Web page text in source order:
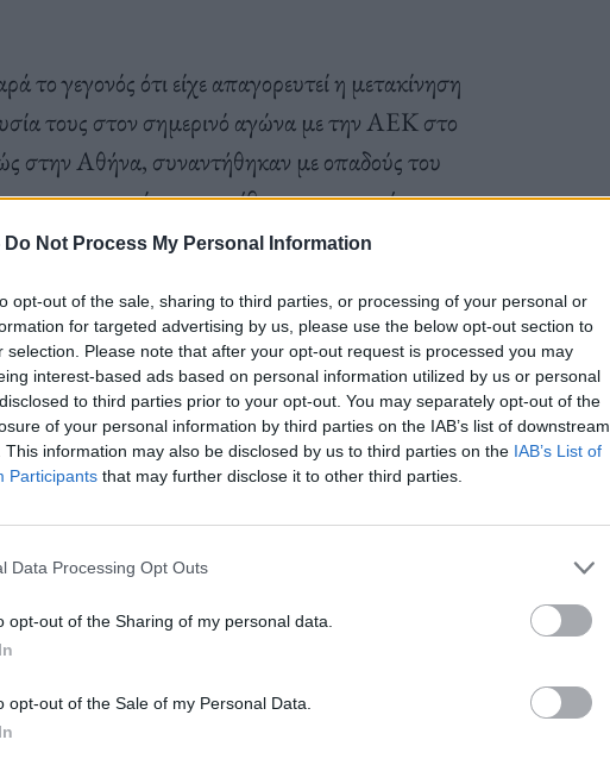
Do Not Process My Personal Information
opt-out of the sale, sharing to third parties, or processing of your personal or
for targeted advertising by us, please use the below opt-out section to
selection. Please note that after your opt-out request is processed you may
interest-based ads based on personal information utilized by us or personal
to third parties prior to your opt-out. You may separately opt-out of the
of your personal information by third parties on the IAB’s list of downstream
This information may also be disclosed by us to third parties on the IAB’s List of
Participants that may further disclose it to other third parties.
Data Processing Opt Outs
opt-out of the Sharing of my personal data.
opt-out of the Sale of my Personal Data.
το γεγονός ότι είχε απαγορευτεί η μετακίνηση
τους στον σημερινό αγώνα με την ΑΕΚ στο
Αθήνα, συναντήθηκαν με οπαδούς του
τα αυτοκίνητα, μετέβησαν με το τρένο στον
με τα πόδια στη Νέα Φιλαδέλφεια, όπου
συμβολή των οδών Κιουτάχειας και
οι οποίες όμως έφτασαν αφού είχαν αρχίσει
σοβαρά από μαχαίρι ένας 29χρονος
παρά τις προσπάθειες των γιατρών στο
29χρονος δέχτηκε χτύπημα με αιχμηρό
αιμορραγία.